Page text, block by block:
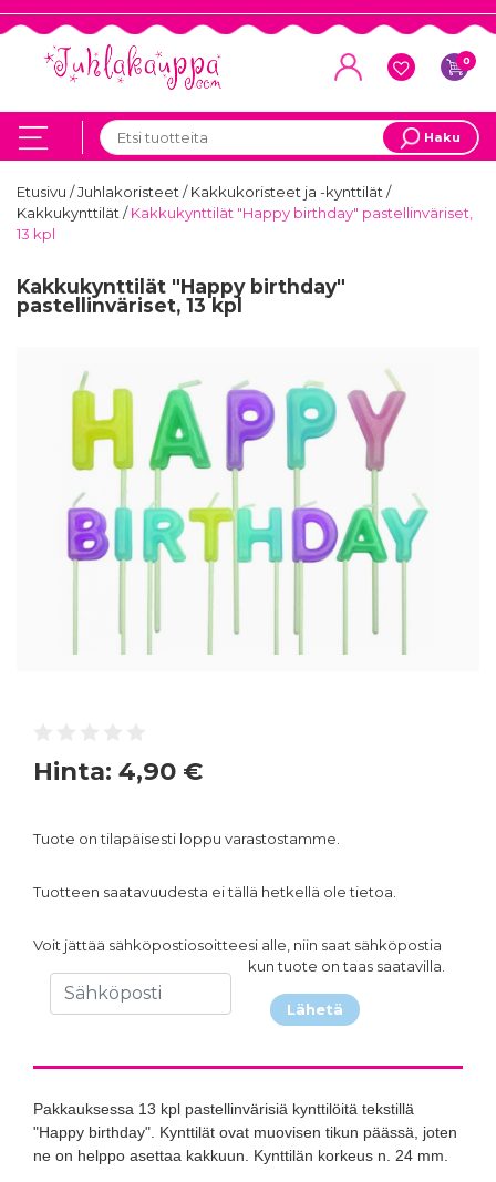
0
Haku
Etusivu /Juhlakoristeet/Kakkukoristeet ja -kynttilät/
Kakkukynttilät/Kakkukynttilät "Happy birthday" pastellinväriset,
13 kpl
Kakkukynttilät "Happy birthday"
pastellinväriset, 13 kpl
Hinta: 4,90 €
Tuote on tilapäisesti loppu varastostamme.
Tuotteen saatavuudesta ei tällä hetkellä ole tietoa.
Voit jättää sähköpostiosoitteesi alle, niin saat sähköpostia
kun tuote on taas saatavilla.
Lähetä
Pakkauksessa 13 kpl pastellinvärisiä kynttilöitä tekstillä
"Happy birthday". Kynttilät ovat muovisen tikun päässä, joten
ne on helppo asettaa kakkuun. Kynttilän korkeus n. 24 mm.